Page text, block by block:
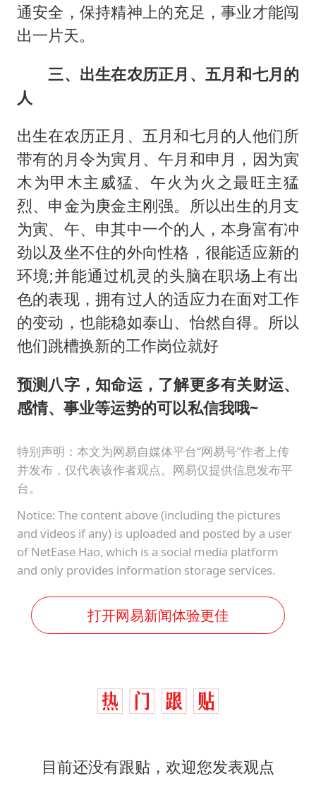
通安全，保持精神上的充足，事业才能闯
出一片天。
三、出生在农历正月、五月和七月的
人
出生在农历正月、五月和七月的人他们所
带有的月令为寅月、午月和申月，因为寅
木为甲木主威猛、午火为火之最旺主猛
烈、申金为庚金主刚强。所以出生的月支
为寅、午、申其中一个的人，本身富有冲
劲以及坐不住的外向性格，很能适应新的
环境;并能通过机灵的头脑在职场上有出
色的表现，拥有过人的适应力在面对工作
的变动，也能稳如泰山、怡然自得。所以
他们跳槽换新的工作岗位就好
预测八字，知命运，了解更多有关财运、
感情、事业等运势的可以私信我哦~
特别声明：本文为网易自媒体平台“网易号”作者上传
并发布，仅代表该作者观点。网易仅提供信息发布平
台。
Notice: The content above (including the pictures
and videos if any) is uploaded and posted by a user
of NetEase Hao, which is a social media platform
and only provides information storage services.
打开网易新闻体验更佳
目前还没有跟贴，欢迎您发表观点